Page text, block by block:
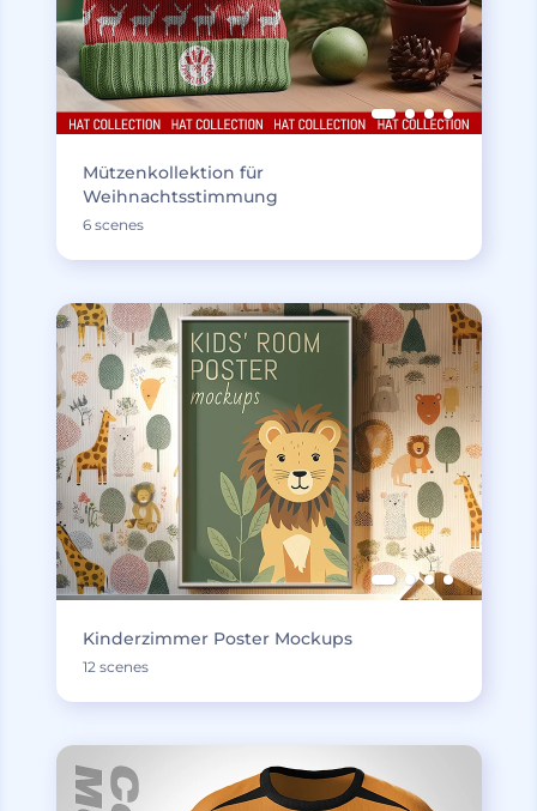
Mützenkollektion für
Weihnachtsstimmung
6 scenes
Kinderzimmer Poster Mockups
12 scenes